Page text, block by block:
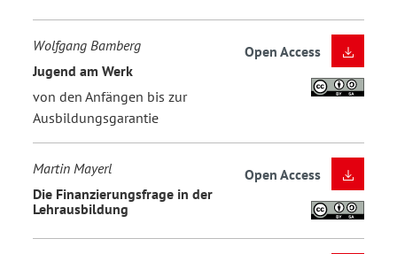
Wolfgang Bamberg
Jugend am Werk
von den Anfängen bis zur
Ausbildungsgarantie
Open Access
Martin Mayerl
Die Finanzierungsfrage in der
Lehrausbildung
Open Access